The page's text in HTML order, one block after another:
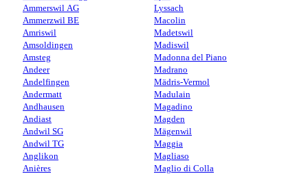
Ammerswil AG
Ammerzwil BE
Amriswil
Amsoldingen
Amsteg
Andeer
Andelfingen
Andermatt
Andhausen
Andiast
Andwil SG
Andwil TG
Anglikon
Anières
Lyssach
Macolin
Madetswil
Madiswil
Madonna del Piano
Madrano
Mädris-Vermol
Madulain
Magadino
Magden
Mägenwil
Maggia
Magliaso
Maglio di Colla